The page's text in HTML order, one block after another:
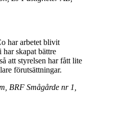
har arbetet blivit
skapat bättre
att styrelsen har fått lite
förutsättningar.
BRF Smågårde nr 1,